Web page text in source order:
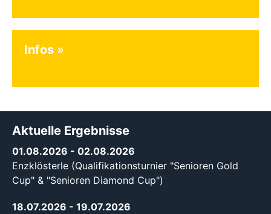
Infos
Aktuelle Ergebnisse
01.08.2026 - 02.08.2026
Enzklösterle (Qualifikationsturnier "Senioren Gold
Cup" & "Senioren Diamond Cup")
18.07.2026 - 19.07.2026